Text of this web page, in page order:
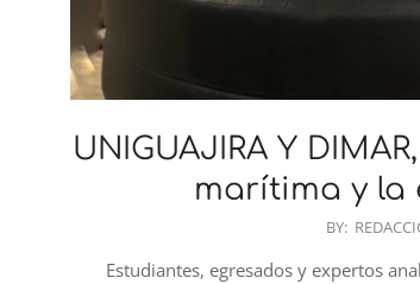
UNIGUAJIRA Y
marítima y la
BY:
Estudiantes, egresados y expertos